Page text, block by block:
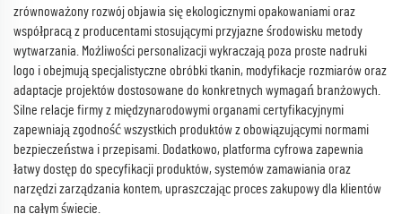
zrównoważony rozwój objawia się ekologicznymi opakowaniami oraz
współpracą z producentami stosującymi przyjazne środowisku metody
wytwarzania. Możliwości personalizacji wykraczają poza proste nadruki
logo i obejmują specjalistyczne obróbki tkanin, modyfikacje rozmiarów oraz
adaptacje projektów dostosowane do konkretnych wymagań branżowych.
Silne relacje firmy z międzynarodowymi organami certyfikacyjnymi
zapewniają zgodność wszystkich produktów z obowiązującymi normami
bezpieczeństwa i przepisami. Dodatkowo, platforma cyfrowa zapewnia
łatwy dostęp do specyfikacji produktów, systemów zamawiania oraz
narzędzi zarządzania kontem, upraszczając proces zakupowy dla klientów
na całym świecie.